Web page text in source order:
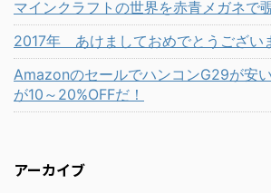
マインクラフトの世界を赤青メガネで
2017年 あけましておめでとうござい
AmazonのセールでハンコンG29が安
が10～20%OFFだ！
アーカイブ